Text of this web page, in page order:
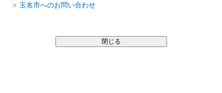
玉名市へのお問い合わせ